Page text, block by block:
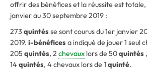
offrir des bénéfices et la réussite est totale,
janvier au 30 septembre 2019 :
273 quintés se sont courus du 1er janvier
2019. i-bénéfices a indiqué de jouer 1 seul
205 quintés, 2chevaux lors de 50quintés
14 quintés, 4 chevaux lors de 1 quinté.